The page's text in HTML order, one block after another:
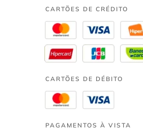
CARTÕES DE CRÉDITO
CARTÕES DE DÉBITO
PAGAMENTOS À VISTA